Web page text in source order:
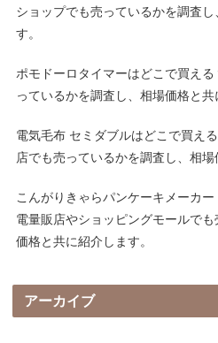
ショップでも売っているかを調査
す。
ポモドーロタイマーはどこで買え
っているかを調査し、相場価格と共
電気毛布 セミダブルはどこで買え
店でも売っているかを調査し、相場
こんがりきゃらパンケーキメーカ
電量販店やショッピングモールで
価格と共に紹介します。
アーカイブ